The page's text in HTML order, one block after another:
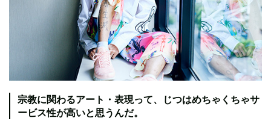
宗教に関わるアート・表現って、じつはめちゃくちゃサ
ービス性が高いと思うんだ。